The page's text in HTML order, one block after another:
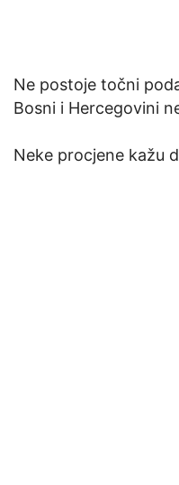
Ne postoje točni
Bosni i Hercegovini
Neke procjene kažu